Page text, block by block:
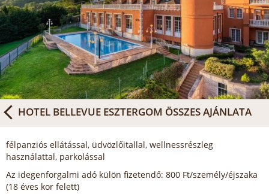
HOTEL BELLEVUE ESZTERGOM ÖSSZES AJÁNLATA
félpanziós ellátással, üdvözlőitallal, wellnessrészleg
használattal, parkolással
Az idegenforgalmi adó külön fizetendő: 800 Ft/személy/éjszaka
(18 éves kor felett)